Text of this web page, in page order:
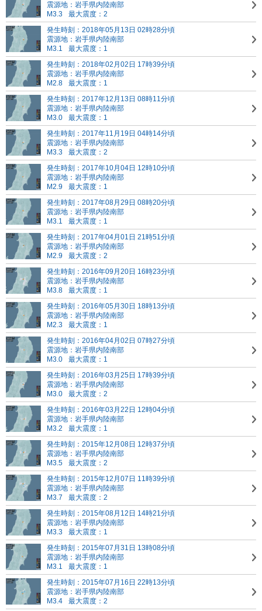
震源地：岩手県内陸南部
M3.3
最大震度：2
発生時刻：2018年05月13日 02時28分頃
震源地：岩手県内陸南部
M3.1
最大震度：1
発生時刻：2018年02月02日 17時39分頃
震源地：岩手県内陸南部
M2.8
最大震度：1
発生時刻：2017年12月13日 08時11分頃
震源地：岩手県内陸南部
M3.0
最大震度：1
発生時刻：2017年11月19日 04時14分頃
震源地：岩手県内陸南部
M3.3
最大震度：2
発生時刻：2017年10月04日 12時10分頃
震源地：岩手県内陸南部
M2.9
最大震度：1
発生時刻：2017年08月29日 08時20分頃
震源地：岩手県内陸南部
M3.1
最大震度：1
発生時刻：2017年04月01日 21時51分頃
震源地：岩手県内陸南部
M2.9
最大震度：2
発生時刻：2016年09月20日 16時23分頃
震源地：岩手県内陸南部
M3.8
最大震度：1
発生時刻：2016年05月30日 18時13分頃
震源地：岩手県内陸南部
M2.3
最大震度：1
発生時刻：2016年04月02日 07時27分頃
震源地：岩手県内陸南部
M3.0
最大震度：1
発生時刻：2016年03月25日 17時39分頃
震源地：岩手県内陸南部
M3.0
最大震度：2
発生時刻：2016年03月22日 12時04分頃
震源地：岩手県内陸南部
M3.2
最大震度：1
発生時刻：2015年12月08日 12時37分頃
震源地：岩手県内陸南部
M3.5
最大震度：2
発生時刻：2015年12月07日 11時39分頃
震源地：岩手県内陸南部
M3.7
最大震度：2
発生時刻：2015年08月12日 14時21分頃
震源地：岩手県内陸南部
M3.3
最大震度：1
発生時刻：2015年07月31日 13時08分頃
震源地：岩手県内陸南部
M3.1
最大震度：1
発生時刻：2015年07月16日 22時13分頃
震源地：岩手県内陸南部
M3.4
最大震度：2